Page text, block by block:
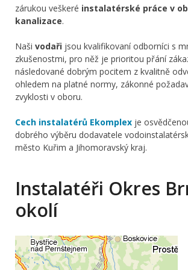
zárukou veškeré instalatérské práce v
kanalizace.
Naši vodaři jsou kvalifikovaní odborníci s
zkušenostmi, pro něž je prioritou přání
následované dobrým pocitem z kvalitně
ohledem na platné normy, zákonné
zvyklosti v oboru.
Cech instalatérů Ekomplex je
dobrého výběru dodavatele
město Kuřim a Jihomoravský kraj.
Instalatéři Okres
okolí